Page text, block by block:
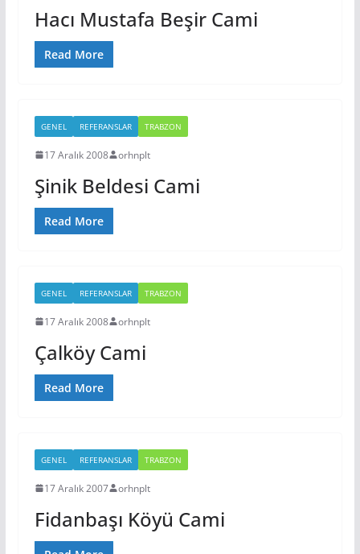
Hacı Mustafa Beşir Cami
Read More
GENEL REFERANSLAR TRABZON
17 Aralık 2008 orhnplt
Şinik Beldesi Cami
Read More
GENEL REFERANSLAR TRABZON
17 Aralık 2008 orhnplt
Çalköy Cami
Read More
GENEL REFERANSLAR TRABZON
17 Aralık 2007 orhnplt
Fidanbaşı Köyü Cami